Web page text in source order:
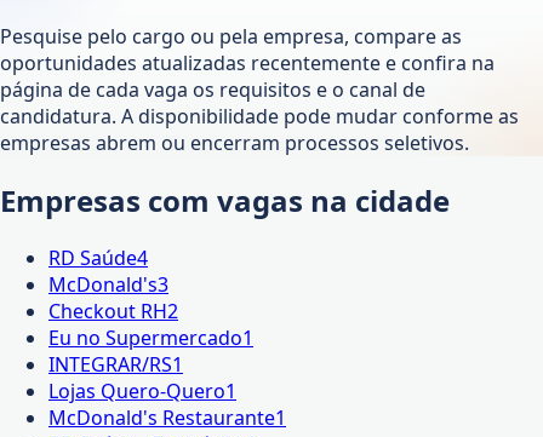
Pesquise pelo cargo ou pela empresa, compare as
oportunidades atualizadas recentemente e confira na
página de cada vaga os requisitos e o canal de
candidatura. A disponibilidade pode mudar conforme as
empresas abrem ou encerram processos seletivos.
Empresas com vagas na cidade
RD Saúde4
McDonald's3
Checkout RH2
Eu no Supermercado1
INTEGRAR/RS1
Lojas Quero-Quero1
McDonald's Restaurante1